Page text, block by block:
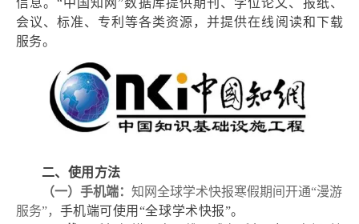
信息。“中国知网”数据库提供期刊、学位论文、报纸、
会议、标准、专利等各类资源，并提供在线阅读和下载
服务。
二、使用方法
（一）手机端： 知网全球学术快报寒假期间开通“漫游
服务”， 手机端可使用“全球学术快报”。